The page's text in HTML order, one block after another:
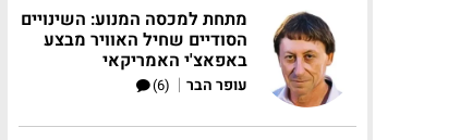
מתחת למכסה המנוע: השינויים
הסודיים שחיל האוויר מבצע
באפאצ'י האמריקאי
עופר הבר |
(6)